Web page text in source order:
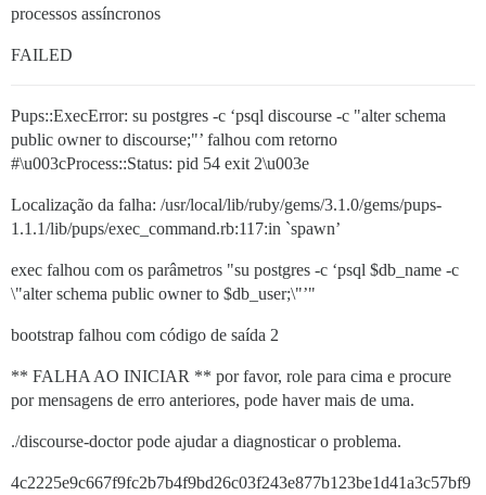
processos assíncronos
FAILED
Pups::ExecError: su postgres -c ‘psql discourse -c "alter schema
public owner to discourse;"’ falhou com retorno
#\u003cProcess::Status: pid 54 exit 2\u003e
Localização da falha: /usr/local/lib/ruby/gems/3.1.0/gems/pups-
1.1.1/lib/pups/exec_command.rb:117:in `spawn’
exec falhou com os parâmetros "su postgres -c ‘psql $db_name -c
\"alter schema public owner to $db_user;\"’"
bootstrap falhou com código de saída 2
** FALHA AO INICIAR ** por favor, role para cima e procure
por mensagens de erro anteriores, pode haver mais de uma.
./discourse-doctor pode ajudar a diagnosticar o problema.
4c2225e9c667f9fc2b7b4f9bd26c03f243e877b123be1d41a3c57bf9